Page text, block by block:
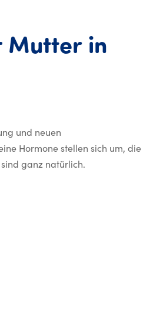
Mutter in
und neuen
Hormone stellen sich um, die
ganz natürlich.